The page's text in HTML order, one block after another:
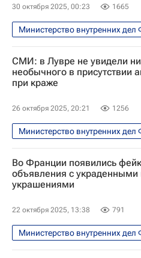
30 октября 2025, 00:23 1665
Министерство внутренних
В мире
Париж
Алжир (провинция)
Мали
СМИ: в Лувре не увидели
необычного в присутствии
при краже
26 октября 2025, 20:21 1256
Министерство внутренних
В мире
Париж
Во Франции появились
объявления с украденными
украшениями
22 октября 2025, 13:38 791
Министерство внутренних
В мире